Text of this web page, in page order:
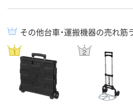
その他台車・運搬機器の売れ筋